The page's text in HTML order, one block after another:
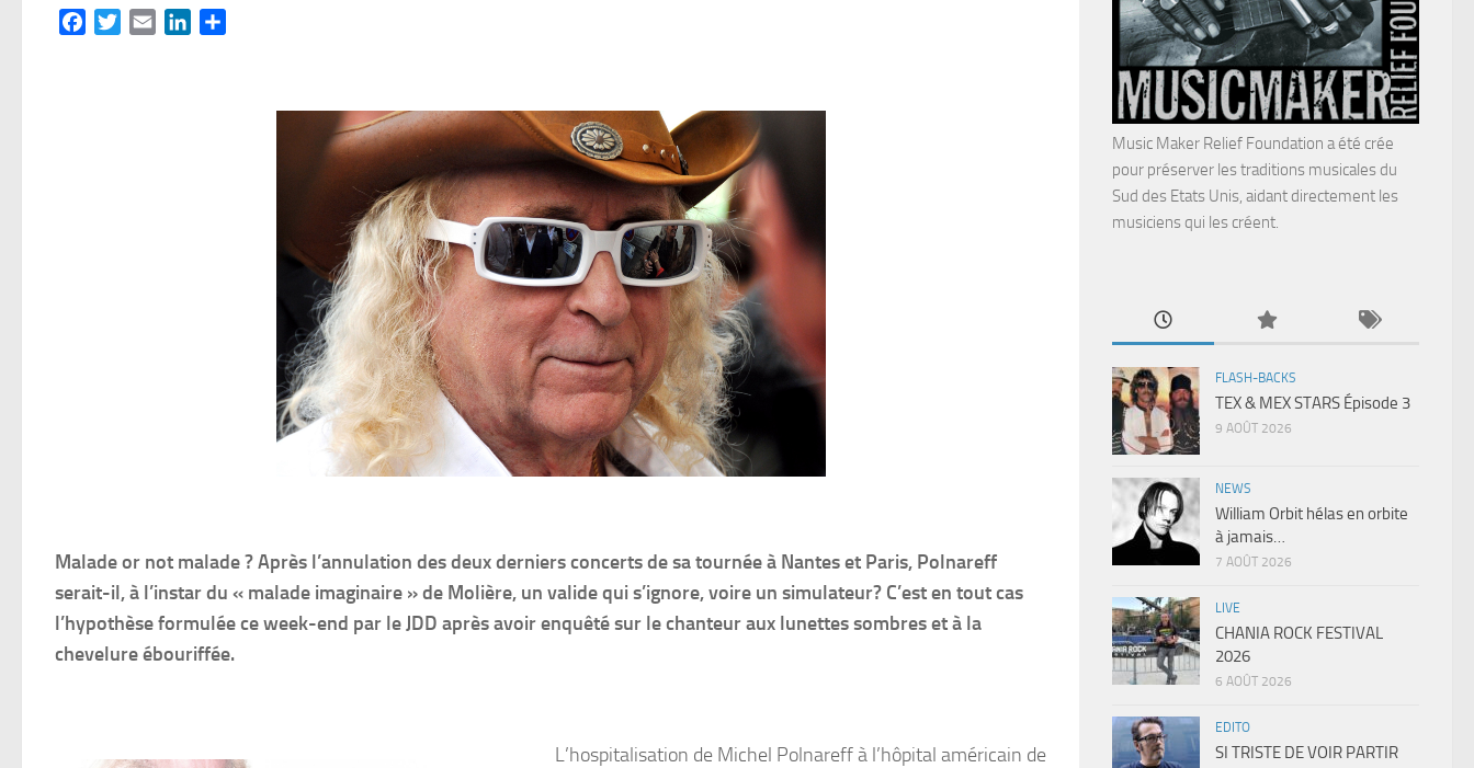
FacebookTwitterEmail LinkedIn
Malade or not malade ? Après l’annulation des deux derniers concerts de sa tournée à Nantes et Paris, Polnareff
serait-il, à l’instar du « malade imaginaire » de Molière, un valide qui s’ignore, voire un simulateur? C’est en tout cas
l’hypothèse formulée ce week-end par le JDD après avoir enquêté sur le chanteur aux lunettes sombres et à la
chevelure ébouriffée.
L’hospitalisation de Michel Polnareff à l’hôpital américain de
Music Maker Relief Foundation a été crée
pour préserver les traditions musicales du
Sud des Etats Unis, aidant directement les
musiciens qui les créent.
FLASH-BACKS
TEX & MEX STARS Épisode 3
9 AOÛT 2026
NEWS
William Orbit hélas en orbite
à jamais…
7 AOÛT 2026
LIVE
CHANIA ROCK FESTIVAL
2026
6 AOÛT 2026
EDITO
SI TRISTE DE VOIR PARTIR